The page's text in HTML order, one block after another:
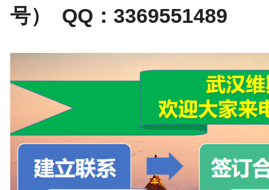
号） QQ：3369551489